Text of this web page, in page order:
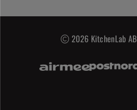
2026 KitchenLab AB